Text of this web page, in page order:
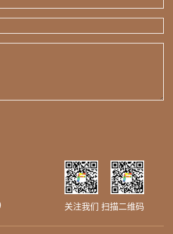
关注我们 扫描二维码